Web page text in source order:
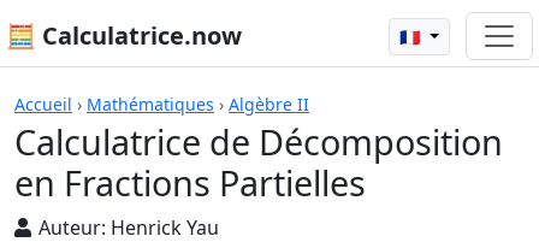
🧮 Calculatrice.now 🇫🇷
Accueil › Mathématiques › Algèbre II
Calculatrice de Décomposition
en Fractions Partielles
Auteur: Henrick Yau
Calculatrices